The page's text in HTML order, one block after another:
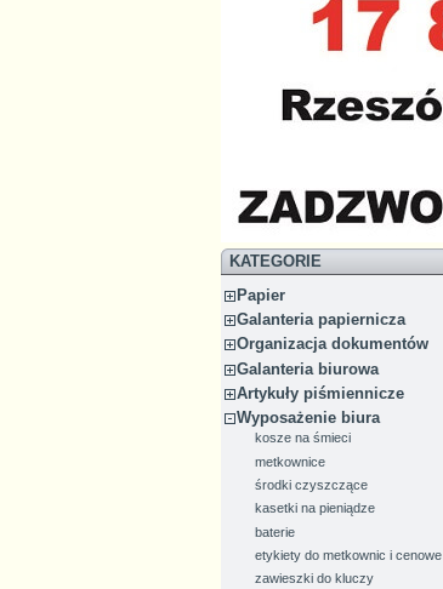
KATEGORIE
Papier
Galanteria papiernicza
Organizacja dokumentów
Galanteria biurowa
Artykuły piśmiennicze
Wyposażenie biura
kosze na śmieci
metkownice
środki czyszczące
kasetki na pieniądze
baterie
etykiety do metkownic i cenowe
zawieszki do kluczy